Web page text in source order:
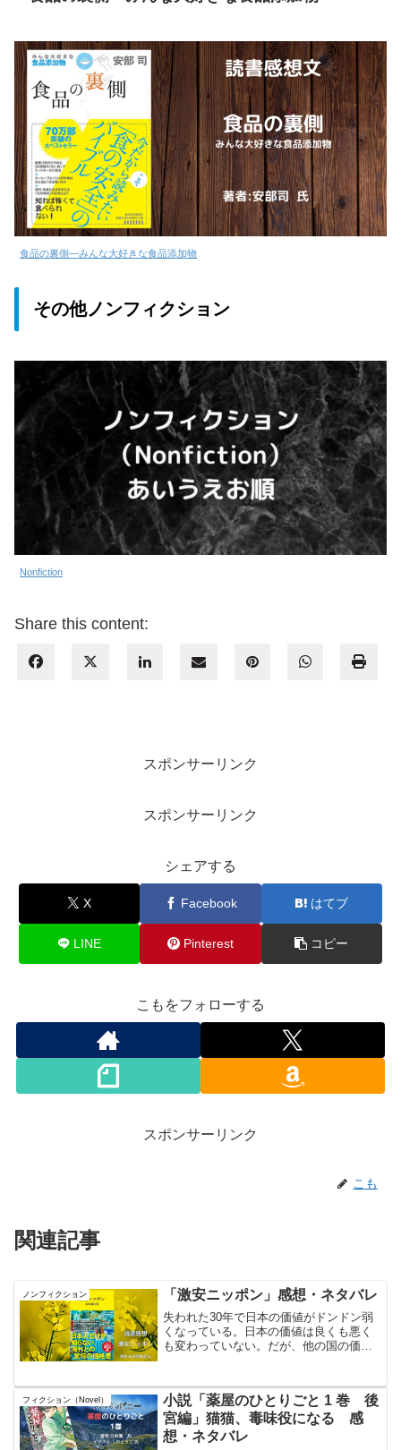
食品の裏側―みんな大好きな食品添加物
その他ノンフィクション
Nonfiction
Share this content:
スポンサーリンク
スポンサーリンク
シェアする
X Facebook はてブ
LINE Pinterest コピー
こもをフォローする
スポンサーリンク
こも
関連記事
ノンフィクション 「激安ニッポン」感想・ネタバレ
失われた30年で日本の価値がドンドン弱
くなっている。日本の価値は良くも悪く
も変わっていない。だが、他の国の価値
ルくらいだったのに今は20ドルくらいま
で値上がりしている。
フィクション（Novel）
小説「薬屋のひとりごと 1 巻 後
宮編」猫猫、毒味役になる 感
想・ネタバレ